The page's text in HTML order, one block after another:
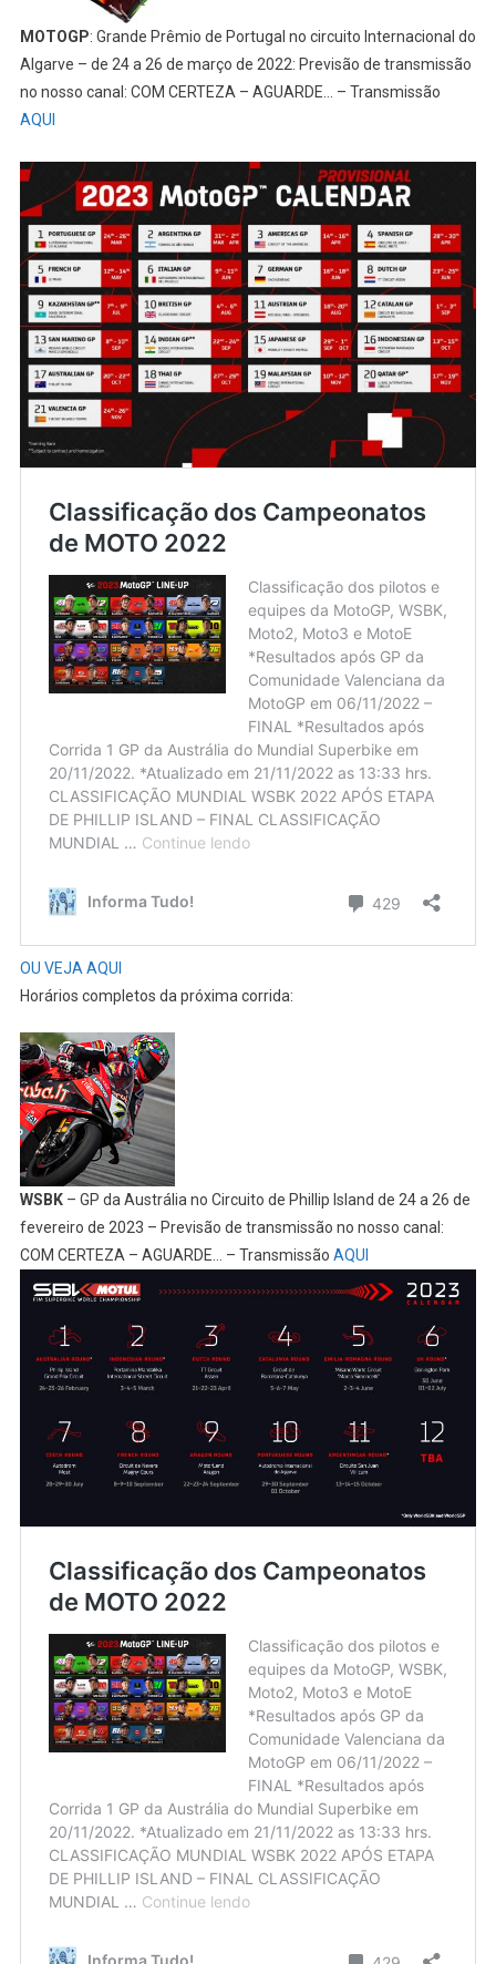
MOTOGP: Grande Prêmio de Portugal no circuito Internacional do
Algarve – de 24 a 26 de março de 2022: Previsão de transmissão
no nosso canal: COM CERTEZA – AGUARDE… – Transmissão
AQUI
OU VEJA AQUI
Horários completos da próxima corrida:
WSBK– GP da Austrália no Circuito de Phillip Island de 24 a 26 de
fevereiro de 2023 – Previsão de transmissão no nosso canal:
COM CERTEZA – AGUARDE… – Transmissão AQUI